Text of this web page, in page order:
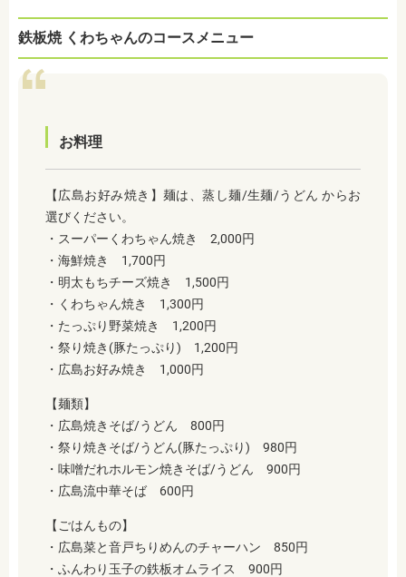
鉄板焼 くわちゃんのコースメニュー
お料理
【広島お好み焼き】麺は、蒸し麺/生麺/うどん からお
選びください。
・スーパーくわちゃん焼き 2,000円
・ 海鮮焼き 1,700円
・ 明太もちチーズ焼き 1,500円
・ くわちゃん焼き 1,300円
・ たっぷり野菜焼き 1,200円
・ 祭り焼き(豚たっぷり) 1,200円
・ 広島お好み焼き 1,000円
【麺類】
・ 広島焼きそば/うどん 800円
・ 祭り焼きそば/うどん(豚たっぷり) 980円
・ 味噌だれホルモン焼きそば/うどん 900円
・ 広島流中華そば 600円
【ごはんもの】
・ 広島菜と音戸ちりめんのチャーハン 850円
・ ふんわり玉子の鉄板オムライス 900円